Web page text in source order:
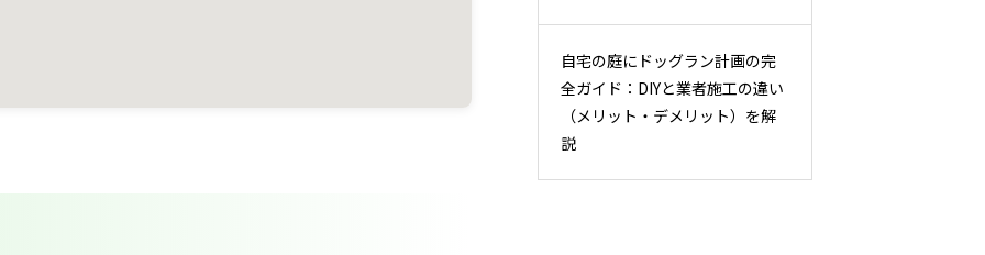
自宅の庭にドッグラン計画の完
全ガイド：DIYと業者施工の違い
（メリット・デメリット）を解
説